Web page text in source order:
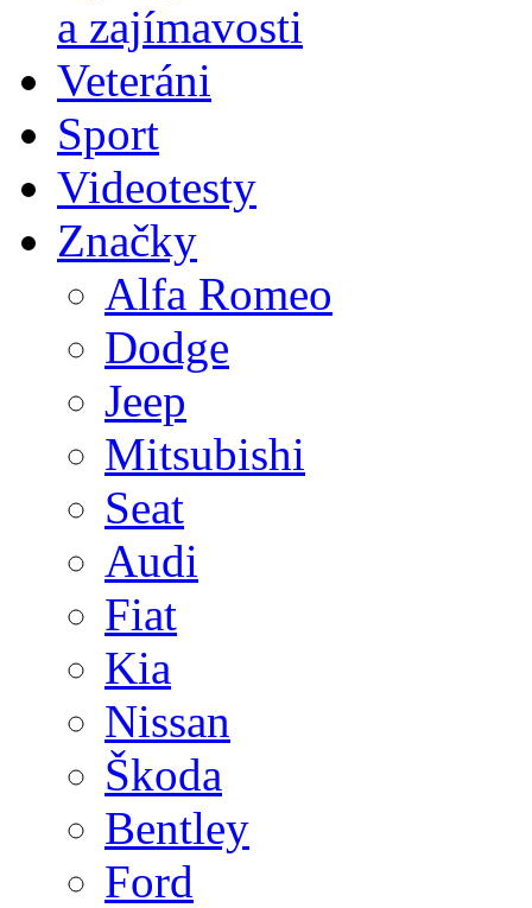
a zajímavosti
Veteráni
Sport
Videotesty
Značky
Alfa Romeo
Dodge
Jeep
Mitsubishi
Seat
Audi
Fiat
Kia
Nissan
Škoda
Bentley
Ford